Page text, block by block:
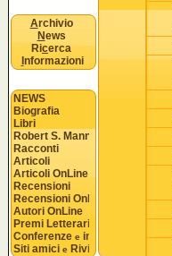
Archivio
News
Ricerca
nformazioni
NEWS
Biografia
Libri
Robert S. Mannon
Racconti
Articoli
Articoli OnLine
Recensioni
Recensioni OnLine
Autori OnLine
Premi Letterari
Conferenze e interviste
Siti amici e Riviste